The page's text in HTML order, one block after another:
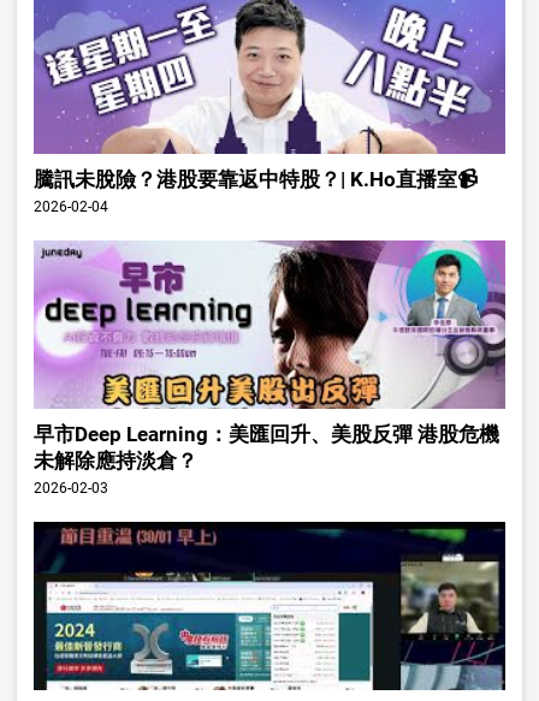
騰訊未脫險？港股要靠返中特股？| K.Ho直播室📹
2026-02-04
早市Deep Learning：美匯回升、美股反彈 港股危機
未解除應持淡倉？
2026-02-03